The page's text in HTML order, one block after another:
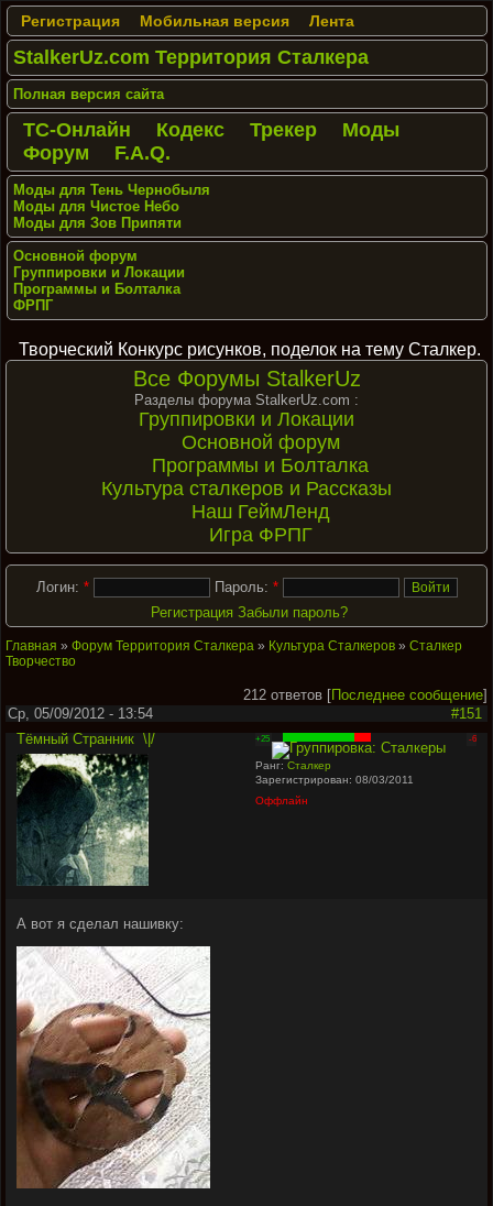
Регистрация Мобильная версия Лента
StalkerUz.com Территория Сталкера
Полная версия сайта
ТС-Онлайн Кодекс Трекер
Моды
Форум
F.A.Q.
Моды для Тень Чернобыля
Моды для Чистое Небо
Моды для Зов Припяти
Основной форум
Группировки и Локации
Программы и Болталка
ФРПГ
Творческий Конкурс рисунков, поделок на тему Сталкер.
Все Форумы StalkerUz
Разделы форума StalkerUz.com :
Группировки и Локации
Основной форум
Программы и Болталка
Культура сталкеров и Рассказы
Наш ГеймЛенд
Игра ФРПГ
Логин: * Пароль: *
Регистрация Забыли пароль?
Главная » Форум Территория Сталкера » Культура Сталкеров » Сталкер
Творчество
212 ответов [Последнее сообщение]
Ср, 05/09/2012 - 13:54
#151
Тёмный Странник \|/ +25 -6
Ранг:Сталкер
Зарегистрирован: 08/03/2011
Оффлайн
А вот я сделал нашивку: